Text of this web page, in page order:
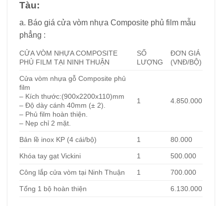
Tàu:
a. Báo giá cửa vòm nhựa Composite phủ film mẫu
phẳng :
CỬA VÒM NHỰA COMPOSITE
PHỦ FILM TẠI NINH THUẬN
SỐ
LƯỢNG
ĐƠN GIÁ
(VNĐ/BỘ)
Cửa vòm nhựa gỗ Composite phủ
film
– Kích thước:(900x2200x110)mm
– Độ dày cánh 40mm (± 2).
– Phủ film hoàn thiện.
– Nẹp chỉ 2 mặt.
1 4.850.000
Bản lề inox KP (4 cái/bộ) 1 80.000
Khóa tay gạt Vickini 1 500.000
Công lắp cửa vòm tại Ninh Thuận 1 700.000
Tổng 1 bộ hoàn thiện 6.130.000